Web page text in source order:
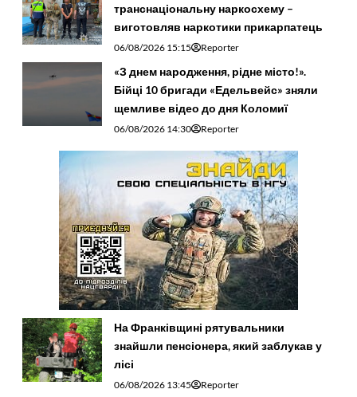
транснаціональну наркосхему –
виготовляв наркотики прикарпатець
06/08/2026 15:15 Reporter
«З днем народження, рідне місто!».
Бійці 10 бригади «Едельвейс» зняли
щемливе відео до дня Коломиї
06/08/2026 14:30 Reporter
На Франківщині рятувальники
знайшли пенсіонера, який заблукав у
лісі
06/08/2026 13:45 Reporter